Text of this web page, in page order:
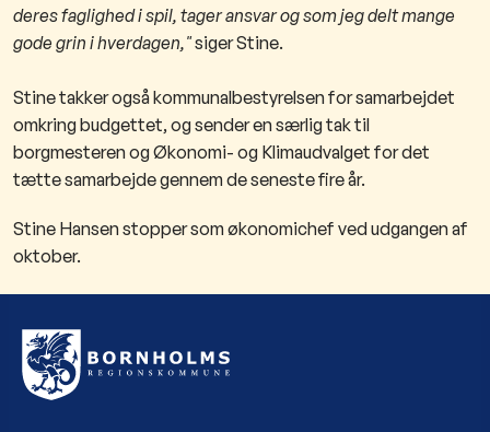
deres faglighed i spil, tager ansvar og som jeg delt mange
gode grin i hverdagen,"siger Stine.
Stine takker også kommunalbestyrelsen for samarbejdet
omkring budgettet, og sender en særlig tak til
borgmesteren og Økonomi- og Klimaudvalget for det
tætte samarbejde gennem de seneste fire år.​
​Stine Hansen stopper som økonomichef ved udgangen af
oktober.